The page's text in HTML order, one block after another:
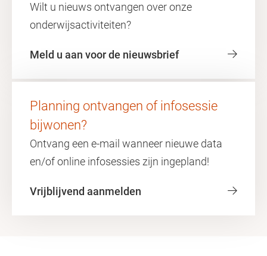
Wilt u nieuws ontvangen over onze
onderwijsactiviteiten?
Meld u aan voor de nieuwsbrief
Planning ontvangen of infosessie
bijwonen?
Ontvang een e-mail wanneer nieuwe data
en/of online infosessies zijn ingepland!
Vrijblijvend aanmelden